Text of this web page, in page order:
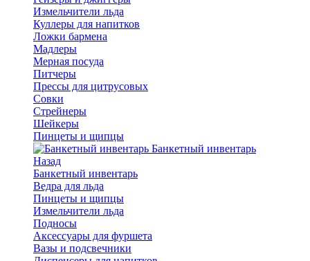
Измельчители льда
Куллеры для напитков
Ложки бармена
Мадлеры
Мерная посуда
Питчеры
Прессы для цитрусовых
Совки
Стрейнеры
Шейкеры
Пинцеты и щипцы
Банкетный инвентарь
Назад
Банкетный инвентарь
Ведра для льда
Пинцеты и щипцы
Измельчители льда
Подносы
Аксессуары для фуршета
Вазы и подсвечники